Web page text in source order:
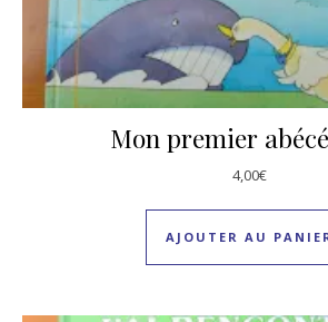
Mon premier
4,00€
AJOUTER AU